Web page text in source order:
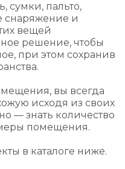
сумки, пальто,
снаряжение и
вещей
решение, чтобы
при этом сохранив
вы всегда
исходя из своих
— знать количество
помещения.
в каталоге ниже.